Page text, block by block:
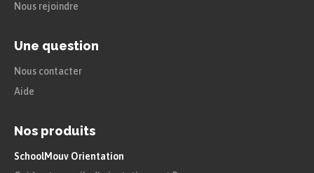
Nous rejoindre
Une question
Nous contacter
Aide
Nos produits
SchoolMouv Orientation